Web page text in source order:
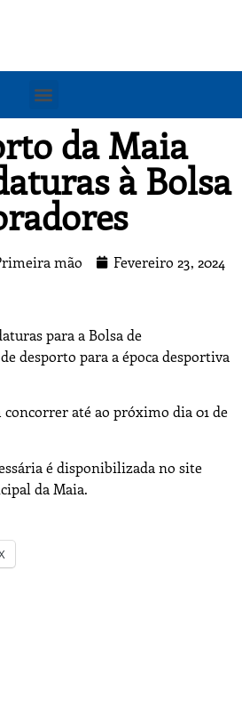
da Maia
à Bolsa
mão
Fevereiro 23, 2024
para a Bolsa de
desporto para a época desportiva
concorrer até ao próximo dia 01 de
é disponibilizada no site
da Maia.